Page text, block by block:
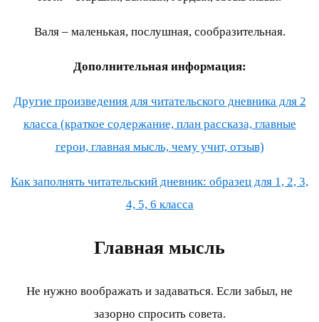
Валя – маленькая, послушная, сообразительная.
Дополнительная информация:
Другие произведения для читательского дневника для 2
класса (краткое содержание, план рассказа, главные
герои, главная мысль, чему учит, отзыв)
Как заполнять читательский дневник: образец для 1, 2, 3,
4, 5, 6 класса
Главная мысль
Не нужно воображать и задаваться. Если забыл, не
зазорно спросить совета.